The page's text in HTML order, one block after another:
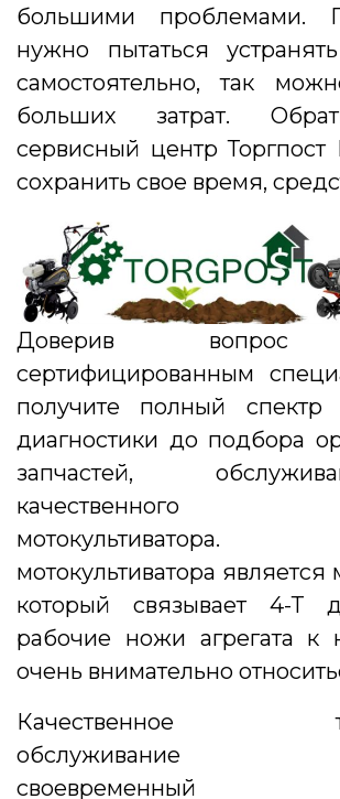
большими проблемами.
нужно пытаться
самостоятельно, так
больших затрат.
сервисный центр
сохранить свое время,
Доверив вопрос
сертифицированным
получите полный
диагностики до подбора
запчастей,
качественного
мотокультиватора.
мотокультиватора
который связывает 4-Т
рабочие ножи агрегата к
очень внимательно
Качественное